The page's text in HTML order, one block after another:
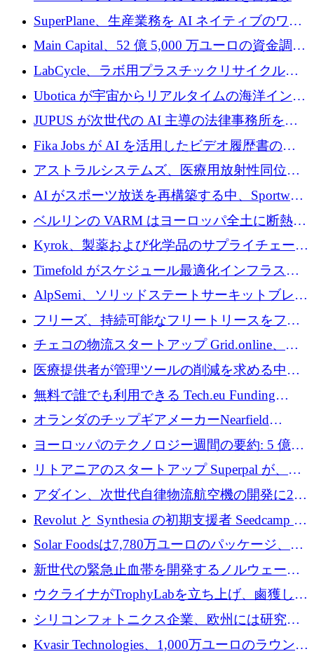
Aldea を買収
SuperPlane、生産業務を AI ネイティブのワー
クフロー層に変えるために 260 万ドルを確保
Main Capital、52 億 5,000 万ユーロの資金調達
でエンタープライズ ソフトウェアの開発を倍
LabCycle、ラボ用プラスチックリサイクルシ
ステムを商業化し、焼却廃棄物を削減するた
めに43万ポンドを確保
Ubotica が宇宙からリアルタイムの海洋インテ
リジェンスを拡張するために 1,100 万ドルを
JUPUS が次世代の AI 主導の法律事務所を強
化するために 1,300 万ユーロを調達
Fika Jobs が AI を活用したビデオ履歴書のた
めに 400 万ドルを調達
アストラルシステムズ、医療用放射性同位元
素の世界的な不足に対処するために2,300万ポ
ンドを調達
AI がスポーツ放送を再構築する中、Sportway
が 2,000 万ユーロを調達
ベルリンの VARM はヨーロッパ全土に断熱材
を拡張するために 1,750 万ユーロを投資
Kyrok、製薬および化学品のサプライチェーン
に AI を導入するために 310 万ユーロを確保
Timefold がスケジュール最適化インフラスト
ラクチャを拡張するためにシリーズ A で
1,300 万ドルを調達
AlpSemi、ソリッドステートサーキットブレー
カー技術の進歩のために1,700万ユーロを調達
フリーズ、持続可能なフリートリースをフラ
ンス全土に拡大するために1,300万ユーロを確
チェコの物流スタートアップ Grid.online、配
送量が 1 年で 10 倍に増加し、400 万ユーロの
利益を獲得
医療提供者が管理ツールの削減を求める中、
a16z が Prosper AI を 3,000 万ドルで支援
無料で誰でも利用できる Tech.eu Funding
Explorer のご紹介
オランダのチップギアメーカーNearfield
Instrumentsが3億8,000万ドルを調達
ヨーロッパのテクノロジー週間の要約: 5 億
8,500 万ユーロを超える 60 以上のテクノロジ
リトアニアのスタートアップ Superpal が、
Slack 内に構築された AI コワーカー プラット
フォームのために 50 万ユーロを調達
アダイン、次世代自律物流航空機の開発に250
万ユーロを確保
Revolut と Synthesia の初期支援者 Seedcamp が
3 億 2,000 万ドルを調達、米国に投資
Solar Foodsは7,780万ユーロのパッケージ、5
億ユーロの防衛および二重用途成長基金EDM
を開始、ヨーロッパのシリコンフォトニクス
に警告
新世代の緊急止血帯を開発するノルウェーの
スタートアップ企業を紹介する
ウクライナがTrophyLabを立ち上げ、鹵獲した
ロシア兵器を戦場の研究開発プラットフォー
ムに変える
シリコンフォトニクス企業、欧州には研究を
商業的に成功させるためのインフラが不足し
Kvasir Technologies、1,000万ユーロのラウンド